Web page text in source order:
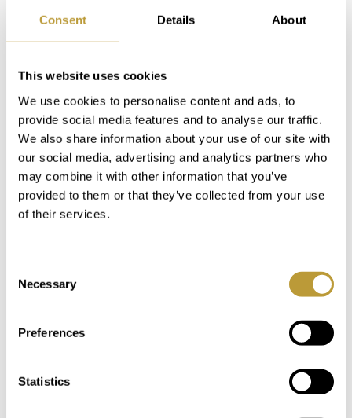
Consent Details About
This website uses cookies
We use cookies to personalise content and ads, to
provide social media features and to analyse our traffic.
We also share information about your use of our site with
our social media, advertising and analytics partners who
may combine it with other information that you’ve
provided to them or that they’ve collected from your use
of their services.
Selection
Necessary
Preferences
Statistics
Du kan også være
interesseret i
VELHOLDT MIDDELHAVSVILLA